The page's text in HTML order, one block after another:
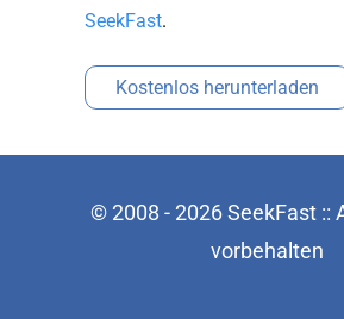
SeekFast.
Kostenlos herunterladen
© 2008 - 2026 SeekFast ::
vorbehalten